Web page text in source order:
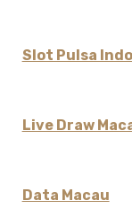
Slot Pulsa
Live Draw
Data Macau